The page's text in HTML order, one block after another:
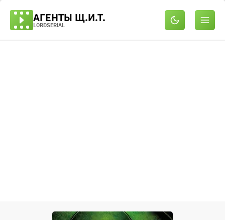
АГЕНТЫ Щ.И.Т.
LORDSERIAL